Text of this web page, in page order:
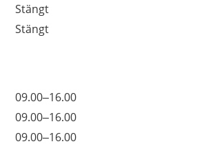
Stängt
Stängt
09.00–16.00
09.00–16.00
09.00–16.00